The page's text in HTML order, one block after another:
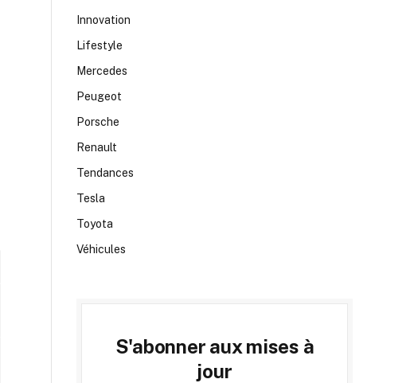
Innovation
Lifestyle
Mercedes
Peugeot
Porsche
Renault
Tendances
Tesla
Toyota
Véhicules
S'abonner aux mises à
jour